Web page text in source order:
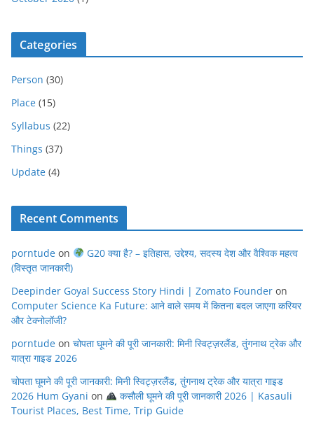
Categories
Person (30)
Place (15)
Syllabus (22)
Things (37)
Update (4)
Recent Comments
porntude on
G20 क्या है? – इतिहास, उद्देश्य, सदस्य देश और वैश्विक महत्व
(विस्तृत जानकारी)
Deepinder Goyal Success Story Hindi | Zomato Founder on
Computer Science Ka Future: आने वाले समय में कितना बदल जाएगा करियर
और टेक्नोलॉजी?
porntude on चोपता घूमने की पूरी जानकारी: मिनी स्विट्ज़रलैंड, तुंगनाथ ट्रेक और
यात्रा गाइड 2026
चोपता घूमने की पूरी जानकारी: मिनी स्विट्ज़रलैंड, तुंगनाथ ट्रेक और यात्रा गाइड
2026 Hum Gyani on
कसौली घूमने की पूरी जानकारी 2026 | Kasauli
Tourist Places, Best Time, Trip Guide